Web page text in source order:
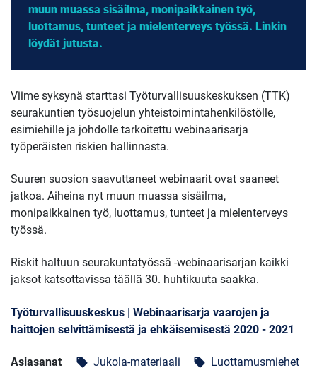
muun muassa sisäilma, monipaikkainen työ,
luottamus, tunteet ja mielenterveys työssä. Linkin
löydät jutusta.
Viime syksynä starttasi Työturvallisuuskeskuksen (TTK)
seurakuntien työsuojelun yhteistoimintahenkilöstölle,
esimiehille ja johdolle tarkoitettu webinaarisarja
työperäisten riskien hallinnasta.
Suuren suosion saavuttaneet webinaarit ovat saaneet
jatkoa. Aiheina nyt muun muassa sisäilma,
monipaikkainen työ, luottamus, tunteet ja mielenterveys
työssä.
Riskit haltuun seurakuntatyössä -webinaarisarjan kaikki
jaksot katsottavissa täällä 30. huhtikuuta saakka.
Työturvallisuuskeskus | Webinaarisarja vaarojen ja
haittojen selvittämisestä ja ehkäisemisestä 2020 - 2021
Asiasanat local_offer Jukola-materiaali local_offer Luottamusmiehet